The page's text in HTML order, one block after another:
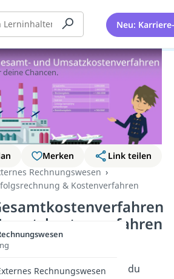
Neu:
Merken
Link teilen
Rechnungswesen
& Kostenverfahren
der Gewinn- und
verwendest du
sich!
Chancen.
Rechnungswesen